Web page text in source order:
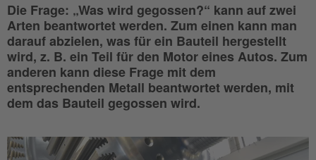
Die Frage: „Was wird gegossen?“ kann auf zwei
Arten beantwortet werden. Zum einen kann man
darauf abzielen, was für ein Bauteil hergestellt
wird, z. B. ein Teil für den Motor eines Autos. Zum
anderen kann diese Frage mit dem
entsprechenden Metall beantwortet werden, mit
dem das Bauteil gegossen wird.